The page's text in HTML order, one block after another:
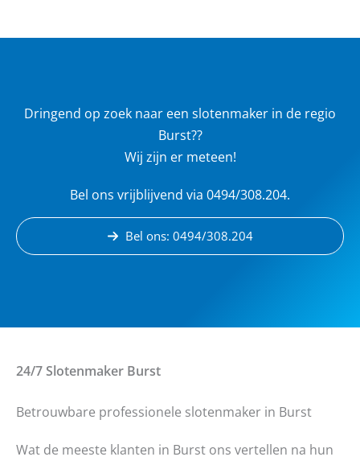
Dringend op zoek naar een slotenmaker in de regio
Burst??
Wij zijn er meteen!
Bel ons vrijblijvend via 0494/308.204.
Bel ons: 0494/308.204
24/7 Slotenmaker Burst
Betrouwbare professionele slotenmaker in Burst
Wat de meeste klanten in Burst ons vertellen na hun